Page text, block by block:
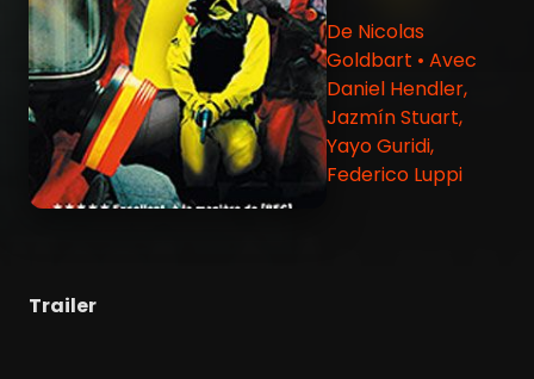
De Nicolas
Goldbart • Avec
Daniel Hendler,
Jazmín Stuart,
Yayo Guridi,
Federico Luppi
Trailer